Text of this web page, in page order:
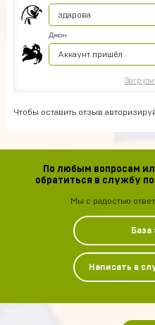
здарова
Джон
Аккаунт пришёл
Чтобы оставить отзыв
По любым вопросам
обратиться в службу
Мы с радостью
База
Написать в